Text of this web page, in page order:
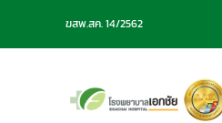
ฆสพ.สค. 14/2562